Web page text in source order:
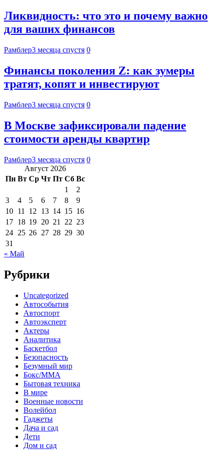
Ликвидность: что это и почему важно
для ваших финансов
Рамблер3 месяца спустя 0
Финансы поколения Z: как зумеры
тратят, копят и инвестируют
Рамблер3 месяца спустя 0
В Москве зафиксировали падение
стоимости аренды квартир
Рамблер3 месяца спустя 0
Август 2026
Пн Вт Ср Чт Пт Сб Вс
1
2
3
4 5 6 7 8
9
10 11 12 13 14 15 16
17 18 19 20 21 22 23
24 25 26 27 28 29 30
31
« Май
Рубрики
Uncategorized
Автособытия
Автоспорт
Автоэксперт
Актеры
Аналитика
Баскетбол
Безопасность
Безумный мир
Бокс/MMA
Бытовая техника
В мире
Военные новости
Волейбол
Гаджеты
Дача и сад
Дети
Дом и сад